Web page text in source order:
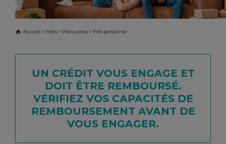
Attijariwafa bank Europe
Accueil > Prêts > Prêts conso > Prêt personnel
UN CRÉDIT VOUS ENGAGE ET
DOIT ÊTRE REMBOURSÉ.
VÉRIFIEZ VOS CAPACITÉS DE
REMBOURSEMENT AVANT DE
VOUS ENGAGER.